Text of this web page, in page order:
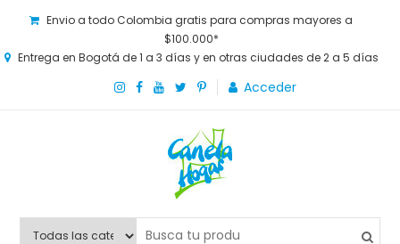
Envio a todo Colombia gratis para compras mayores a
$100.000*
Entrega en Bogotá de 1 a 3 días y en otras ciudades de 2 a 5 días
Acceder
Canela Hogar
novedosos productos para grandes y chicos, además de lo